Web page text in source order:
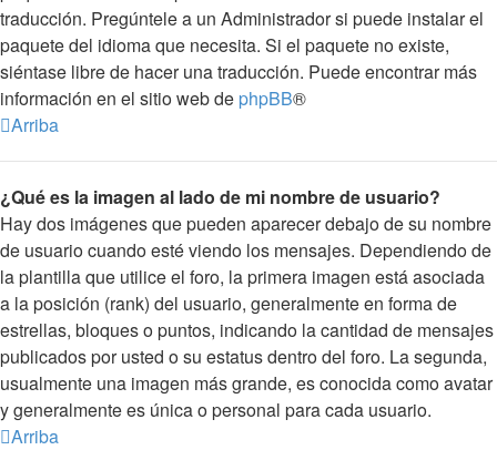
traducción. Pregúntele a un Administrador si puede instalar el
paquete del idioma que necesita. Si el paquete no existe,
siéntase libre de hacer una traducción. Puede encontrar más
información en el sitio web de phpBB®
Arriba
¿Qué es la imagen al lado de mi nombre de usuario?
Hay dos imágenes que pueden aparecer debajo de su nombre
de usuario cuando esté viendo los mensajes. Dependiendo de
la plantilla que utilice el foro, la primera imagen está asociada
a la posición (rank) del usuario, generalmente en forma de
estrellas, bloques o puntos, indicando la cantidad de mensajes
publicados por usted o su estatus dentro del foro. La segunda,
usualmente una imagen más grande, es conocida como avatar
y generalmente es única o personal para cada usuario.
Arriba